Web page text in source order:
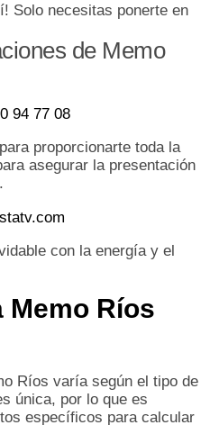
Solo necesitas ponerte en
de Memo
94 77 08
proporcionarte toda la
asegurar la presentación
con la energía y el
Memo Ríos
Ríos varía según el tipo de
única, por lo que es
específicos para calcular